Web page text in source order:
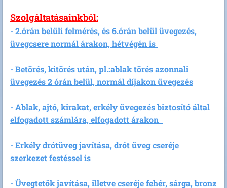
Szolgáltatásainkból:
- 2.órán belüli felmérés, és 6.órán belül üvegezés,
üvegcsere normál árakon, hétvégén is
- Betörés, kitörés után, pl.:ablak törés azonnali
üvegezés 2 órán belül, normál díjakon üvegezés
- Ablak, ajtó, kirakat, erkély üvegezés biztosító által
elfogadott számlára, elfogadott árakon
- Erkély drótüveg javítása, drót üveg cseréje
szerkezet festéssel is
- Üvegtetők javítása, illetve cseréje fehér, sárga, bronz